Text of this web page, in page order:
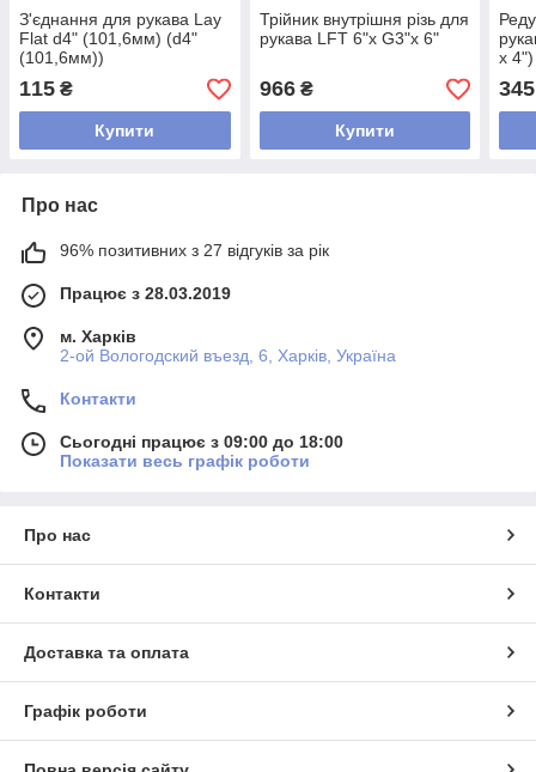
З'єднання для рукава Lay
Flat d4" (101,6мм) (d4"
(101,6мм))
115 ₴
Купити
Трійник внутрішня різь для
рукава LFT 6"х G3"х 6"
966₴
Купити
x 4")
345
Про нас
96% позитивних з 27 відгуків за рік
Працює з 28.03.2019
м. Харків
2-ой Вологодский въезд, 6, Харків, Україна
Контакти
Сьогодні працює з 09:00 до 18:00
Показати весь графік роботи
Про нас
Контакти
Доставка та оплата
Графік роботи